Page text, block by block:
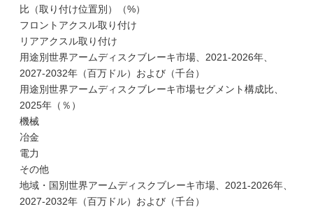
比（取り付け位置別）（%）
フロントアクスル取り付け
リアアクスル取り付け
用途別世界アームディスクブレーキ市場、2021-2026年、
2027-2032年（百万ドル）および（千台）
用途別世界アームディスクブレーキ市場セグメント構成比、
2025年（％）
機械
冶金
電力
その他
地域・国別世界アームディスクブレーキ市場、2021-2026年、
2027-2032年（百万ドル）および（千台）